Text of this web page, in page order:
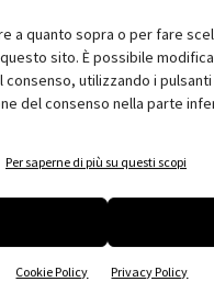
a quanto sopra o per fare
sito. È possibile
utilizzando i
del consenso nella parte
Per saperne di più su questi scopi
Cookie Policy Privacy Policy